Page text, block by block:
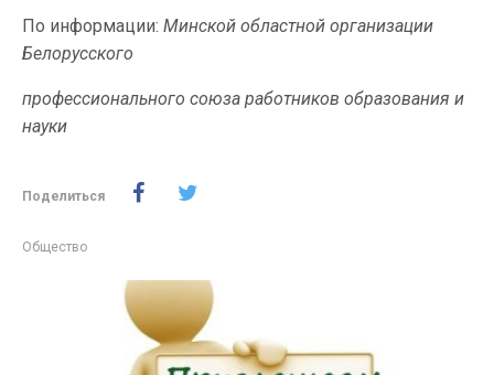
По информации: Минской областной организации
Белорусского
профессионального союза работников образования и
науки
Поделиться
Общество